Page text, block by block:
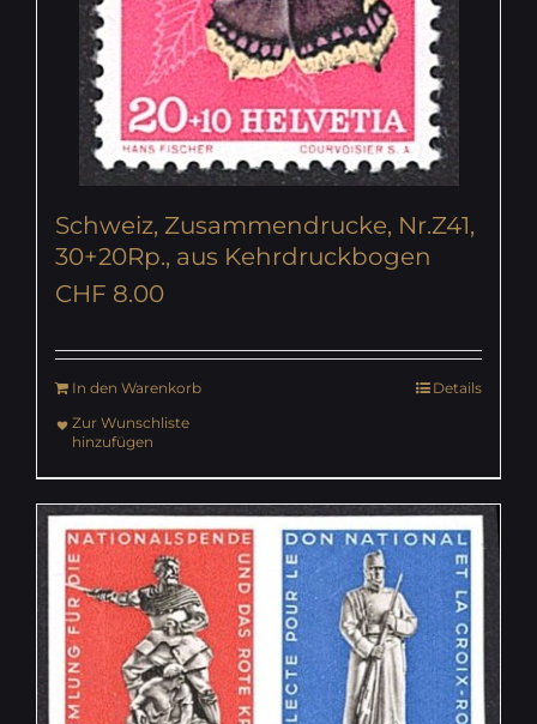
Schweiz, Zusammendrucke, Nr.Z41,
30+20Rp., aus Kehrdruckbogen
CHF 8.00
In den Warenkorb
Details
Zur Wunschliste
hinzufügen